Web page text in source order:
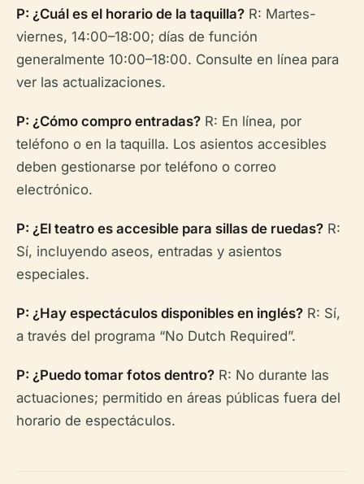
P: ¿Cuál es el horario de la taquilla? R: Martes-
viernes, 14:00–18:00; días de función
generalmente 10:00–18:00. Consulte en línea para
ver las actualizaciones.
P: ¿Cómo compro entradas? R: En línea, por
teléfono o en la taquilla. Los asientos accesibles
deben gestionarse por teléfono o correo
electrónico.
P: ¿El teatro es accesible para sillas de ruedas? R:
Sí, incluyendo aseos, entradas y asientos
especiales.
P: ¿Hay espectáculos disponibles en inglés? R: Sí,
a través del programa “No Dutch Required”.
P: ¿Puedo tomar fotos dentro? R: No durante las
actuaciones; permitido en áreas públicas fuera del
horario de espectáculos.